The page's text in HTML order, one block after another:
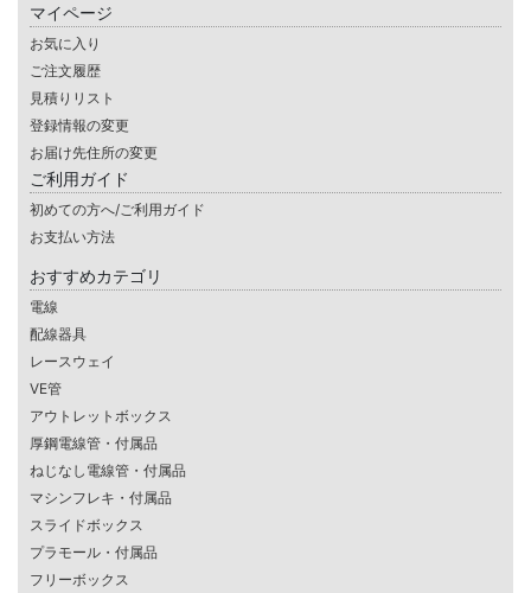
マイページ
お気に入り
ご注文履歴
見積りリスト
登録情報の変更
お届け先住所の変更
ご利用ガイド
初めての方へ/ご利用ガイド
お支払い方法
おすすめカテゴリ
電線
配線器具
レースウェイ
VE管
アウトレットボックス
厚鋼電線管・付属品
ねじなし電線管・付属品
マシンフレキ・付属品
スライドボックス
プラモール・付属品
フリーボックス